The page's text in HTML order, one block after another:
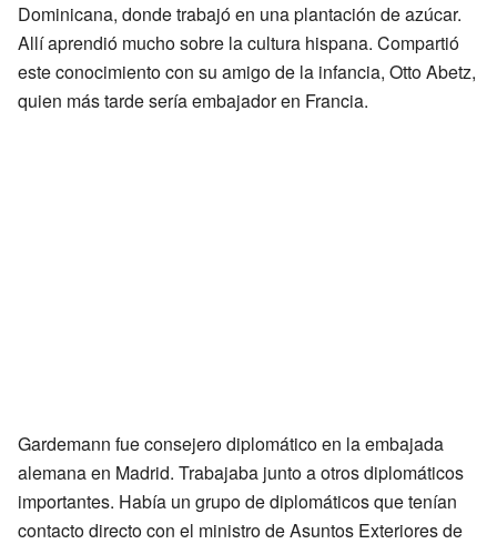
Dominicana, donde trabajó en una plantación de azúcar.
Allí aprendió mucho sobre la cultura hispana. Compartió
este conocimiento con su amigo de la infancia, Otto Abetz,
quien más tarde sería embajador en Francia.
Gardemann fue consejero diplomático en la embajada
alemana en Madrid. Trabajaba junto a otros diplomáticos
importantes. Había un grupo de diplomáticos que tenían
contacto directo con el ministro de Asuntos Exteriores de